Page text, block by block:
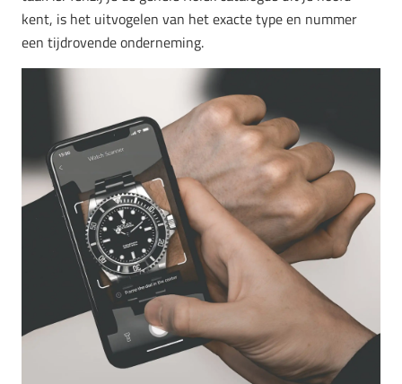
kent, is het uitvogelen van het exacte type en nummer
een tijdrovende onderneming.